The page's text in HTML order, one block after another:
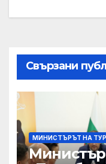
Свързани
МИНИСТЪРЪТ НА